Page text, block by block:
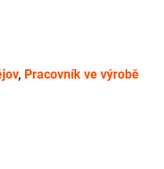
, Pracovník ve výrobě